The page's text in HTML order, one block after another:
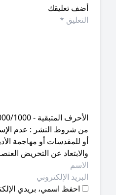
تعليقك
المتبقية - 1000/1000
شروط النشر : عدم الإساءة
للمقدسات أو مهاجمة الأديان أو
عن التحريض العنصري
احفظ اسمي، بريدي الإلكتروني،